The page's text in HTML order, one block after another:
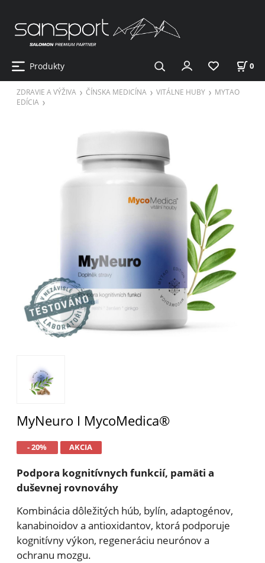
Produkty 0
ZDRAVIE A VÝŽIVA ČÍNSKA MEDICÍNA VITÁLNE HUBY
MYTAO
EDÍCIA
MyNeuro I MycoMedica®
- 20% AKCIA
Podpora kognitívnych funkcií, pamäti a
duševnej rovnováhy
Kombinácia dôležitých húb, bylín, adaptogénov,
kanabinoidov a antioxidantov, ktorá podporuje
kognitívny výkon, regeneráciu neurónov a
ochranu mozgu.